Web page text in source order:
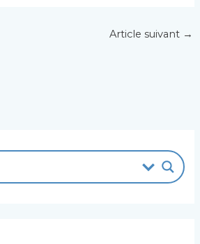
Article suivant →